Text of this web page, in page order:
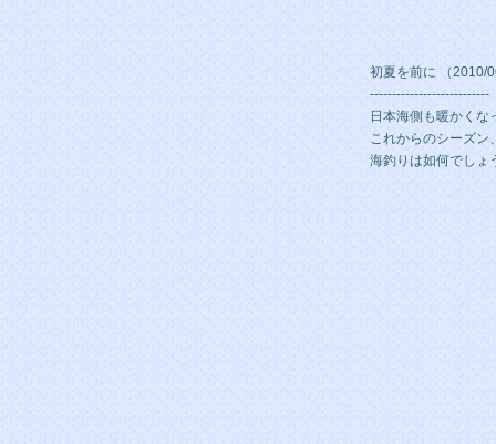
初夏を前に （2010/
---------------------------
日本海側も暖かくな
これからのシーズン
海釣りは如何でしょ